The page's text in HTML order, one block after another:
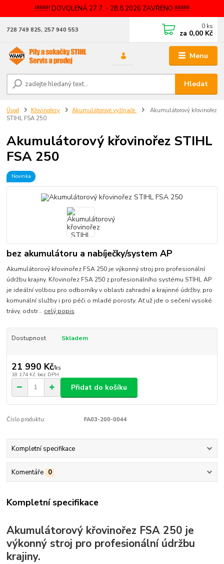
!!!!!!!!!! DOVOLENÁ 27.7. - 28.8.2026 ZAVŘENO !!!!!!!!!!
Menu
Hledat
728 749 825, 257 940 553 0 ks
za 0,00 Kč
Úvod Křovinořezy Akumulátorové vyžínače
Akumulátorový křovinořez
STIHL FSA 250
Akumulátorový křovinořez STIHL
FSA 250
Novinka
bez akumulátoru a nabíječky/system AP
Akumulátorový křovinořez FSA 250 je výkonný stroj pro profesionální
údržbu krajiny. Křovinořez FSA 250 z profesionálního systému STIHL AP
je ideální volbou pro odborníky v oblasti zahradní a krajinné údržby, pro
komunální služby i pro péči o mladé porosty. Ať už jde o sečení vysoké
trávy, odstr... celý popis
Dostupnost Skladem
21 990 Kč/ks
18 174 Kč bez DPH
Přidat do košíku
Číslo produktu: FA03-200-0044
Kompletní specifikace
Komentáře 0
Kompletní specifikace
Akumulátorový křovinořez FSA 250 je
výkonný stroj pro profesionální údržbu
krajiny.